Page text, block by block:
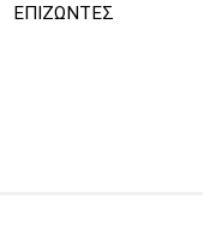
ΕΠΙΖΩΝΤΕΣ